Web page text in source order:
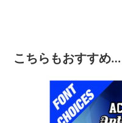
こちらもおすすめ…